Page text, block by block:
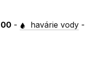
- havárie vody -